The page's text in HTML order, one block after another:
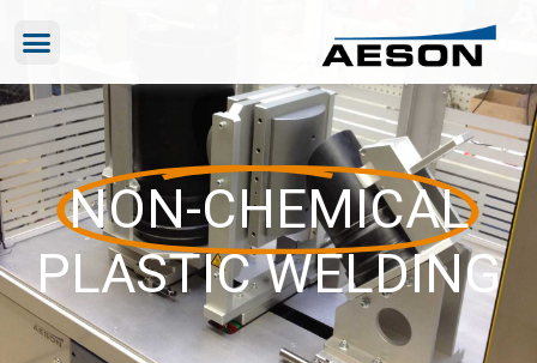
NON-CHEMICAL
PLASTIC WELDING